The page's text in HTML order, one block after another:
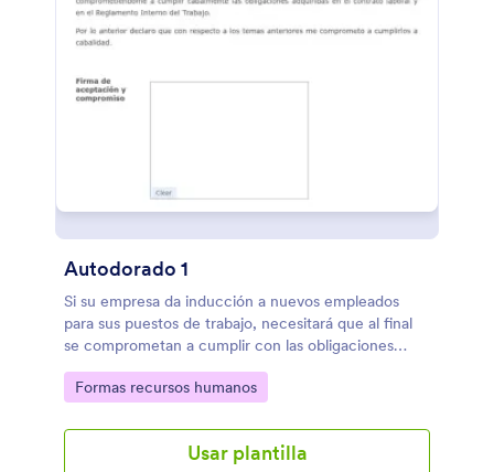
Autodorado 1
Si su empresa da inducción a nuevos empleados
para sus puestos de trabajo, necesitará que al final
se comprometan a cumplir con las obligaciones
adquiridas en el contrato de trabajo y el reglamento
de la empresa. Esta plantilla es un buen ejemplo para
Go to Category:
Formas recursos humanos
Usar plantilla